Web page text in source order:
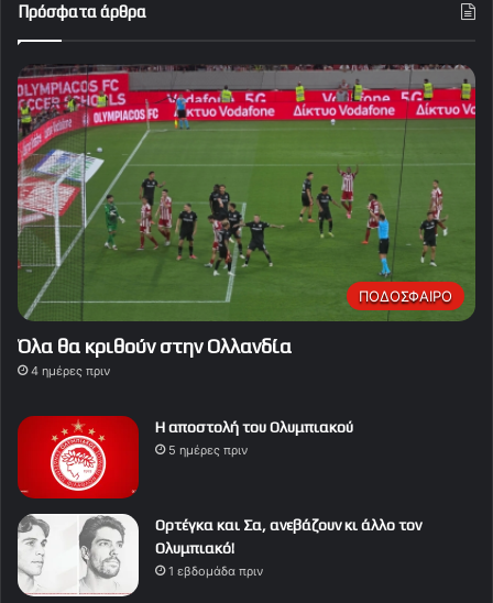
Πρόσφατα άρθρα
ΠΟΔΟΣΦΑΙΡΟ
Όλα θα κριθούν στην Ολλανδία
4 ημέρες πριν
Η αποστολή του Ολυμπιακού
5 ημέρες πριν
Ορτέγκα και Σα, ανεβάζουν κι άλλο τον
Ολυμπιακό!
1 εβδομάδα πριν